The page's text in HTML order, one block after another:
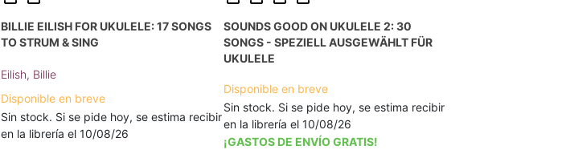
BILLIE EILISH FOR UKULELE: 17 SONGS
TO STRUM & SING
Eilish, Billie
Disponible en breve
Sin stock. Si se pide hoy, se estima recibir
en la librería el 10/08/26
SOUNDS GOOD ON UKULELE 2: 30
SONGS - SPEZIELL AUSGEWÄHLT FÜR
UKULELE
Disponible en breve
Sin stock. Si se pide hoy, se estima recibir
en la librería el 10/08/26
¡GASTOS DE ENVÍO GRATIS!